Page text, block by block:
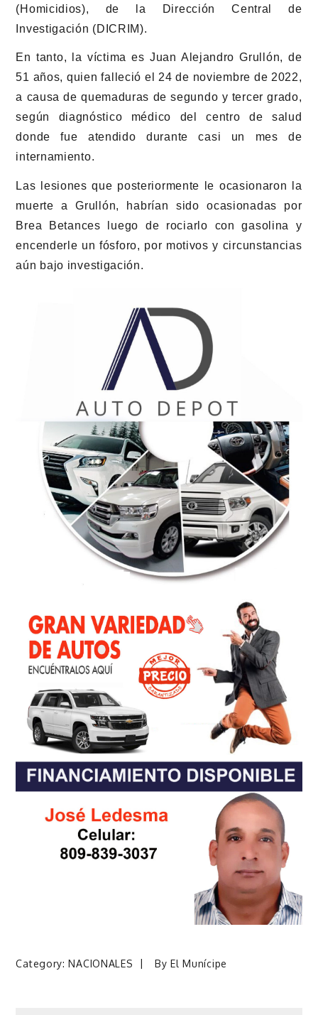
(Homicidios), de la Dirección Central de
Investigación (DICRIM).
En tanto, la víctima es Juan Alejandro Grullón, de
51 años, quien falleció el 24 de noviembre de 2022,
a causa de quemaduras de segundo y tercer grado,
según diagnóstico médico del centro de salud
donde fue atendido durante casi un mes de
internamiento.
Las lesiones que posteriormente le ocasionaron la
muerte a Grullón, habrían sido ocasionadas por
Brea Betances luego de rociarlo con gasolina y
encenderle un fósforo, por motivos y circunstancias
aún bajo investigación.
Category:NACIONALES ByEl Munícipe